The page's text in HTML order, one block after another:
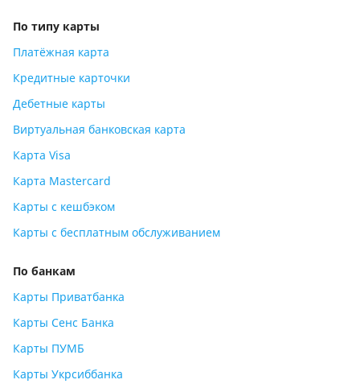
По типу карты
Платёжная карта
Кредитные карточки
Дебетные карты
Виртуальная банковская карта
Карта Visa
Карта Mastercard
Карты с кешбэком
Карты с бесплатным обслуживанием
По банкам
Карты Приватбанка
Карты Сенс Банка
Карты ПУМБ
Карты Укрсиббанка